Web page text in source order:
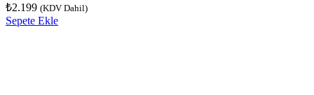
₺2.199 (KDV Dahil)
Sepete Ekle